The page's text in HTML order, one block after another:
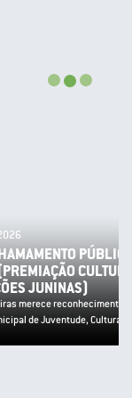
2026 – PNAB
E
Municipal de Porteiras